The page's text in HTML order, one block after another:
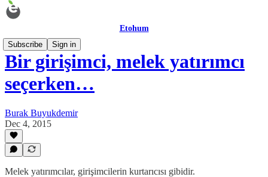
Etohum
Subscribe
Sign in
Bir girişimci, melek yatırımcı
seçerken…
Burak Buyukdemir
Dec 4, 2015
Melek yatırımcılar, girişimcilerin kurtarıcısı gibidir.